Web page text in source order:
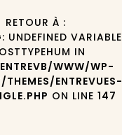
RETOUR À :
: UNDEFINED VARIABLE
IN
WWW/WP-
THEMES/ENTREVUES-
ON LINE 147